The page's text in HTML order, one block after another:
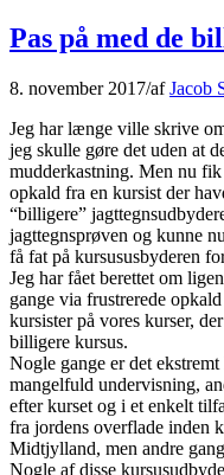
Pas på med de
8. november 2017/afJacob
Jeg har længe ville skrive
jeg skulle gøre det uden at
mudderkastning. Men nu
opkald fra en kursist der
“billigere”
jagttegnsprøven og kunne
få fat på kursususbyderen
Jeg har fået berettet om
gange via frustrerede
kursister på vores kurser,
billigere kursus.
Nogle gange er det
mangelfuld undervisning,
efter kurset og i et enkelt
fra jordens overflade inden
Midtjylland, men andre
Nogle af disse